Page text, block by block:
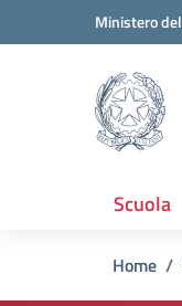
Vai ai contenuti
Vai al menu diMinistero
Scuola
Home